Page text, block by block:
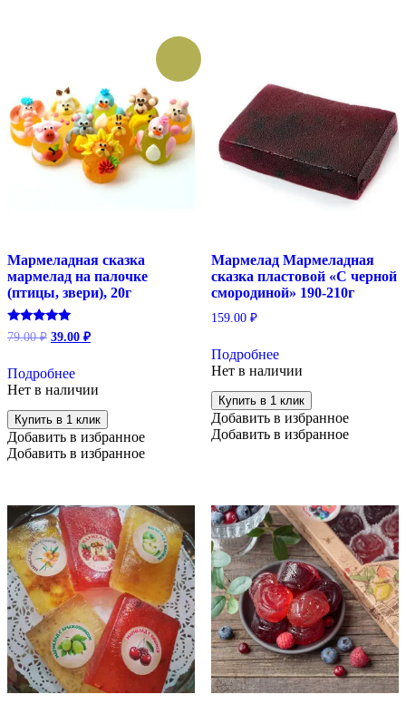
Мармеладная сказка
мармелад на палочке
(птицы, звери), 20г
Оценка
5.00
79.00₽ Первоначальная
79.00 ₽.
39.00 ₽Текущая
Подробнее
Нет в наличии
Купить в 1 клик
Добавить в избранное
Добавить в избранное
Мармелад Мармеладная
сказка пластовой «С черной
смородиной» 190-210г
159.00 ₽
Подробнее
Нет в наличии
Купить в 1 клик
Добавить в избранное
Добавить в избранное